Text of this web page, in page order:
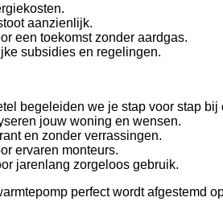
aanzienlijk.
een toekomst zonder aardgas.
subsidies en regelingen.
begeleiden we je stap voor stap
jouw woning en wensen.
en zonder verrassingen.
ervaren monteurs.
jarenlang zorgeloos gebruik.
perfect wordt afgestemd